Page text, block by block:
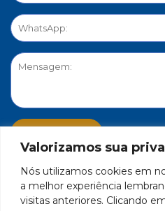
Valorizamos sua
Nós utilizamos cookies em
a melhor experiência
visitas anteriores. Clicando
PORTAL DE PRIVACIDADE